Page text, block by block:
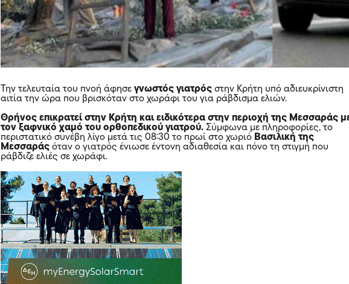
Την τελευταία του πνοή άφησεγνωστός γιατρός στην Κρήτη υπό αδιευκρίνιστη
αιτία την ώρα που βρισκόταν στο χωράφι του για ράβδισμα ελιών.
Θρήνος επικρατεί στην Κρήτη και ειδικότερα στην περιοχή της Μεσσαράς
τον ξαφνικό χαμό του ορθοπεδικού γιατρού. Σύμφωνα με πληροφορίες, το
περιστατικό συνέβη λίγο μετά τις 08:30 το πρωί στο χωριό Βασιλική της
Μεσσαράς όταν ο γιατρός ένιωσε έντονη αδιαθεσία και πόνο τη στιγμή που
ράβδιζε ελιές σε χωράφι.